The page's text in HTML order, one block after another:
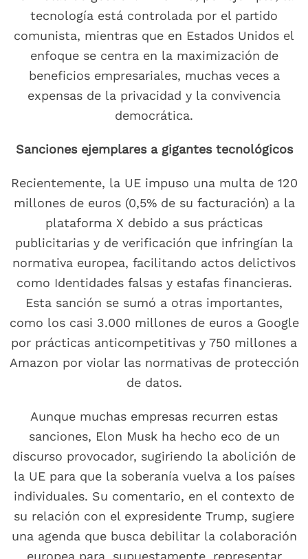
tecnología está controlada por el partido
comunista, mientras que en Estados Unidos el
enfoque se centra en la maximización de
beneficios empresariales, muchas veces a
expensas de la privacidad y la convivencia
democrática.
Sanciones ejemplares a gigantes tecnológicos
Recientemente, la UE impuso una multa de 120
millones de euros (0,5% de su facturación) a la
plataforma X debido a sus prácticas
publicitarias y de verificación que infringían la
normativa europea, facilitando actos delictivos
como Identidades falsas y estafas financieras.
Esta sanción se sumó a otras importantes,
como los casi 3.000 millones de euros a Google
por prácticas anticompetitivas y 750 millones a
Amazon por violar las normativas de protección
de datos.
Aunque muchas empresas recurren estas
sanciones, Elon Musk ha hecho eco de un
discurso provocador, sugiriendo la abolición de
la UE para que la soberanía vuelva a los países
individuales. Su comentario, en el contexto de
su relación con el expresidente Trump, sugiere
una agenda que busca debilitar la colaboración
europea para, supuestamente, representar